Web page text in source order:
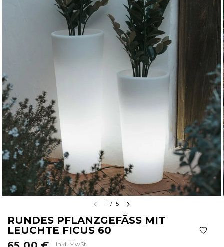
1 / 5
RUNDES PFLANZGEFÄSS MIT
LEUCHTE FICUS 60
Inkl. MwSt.